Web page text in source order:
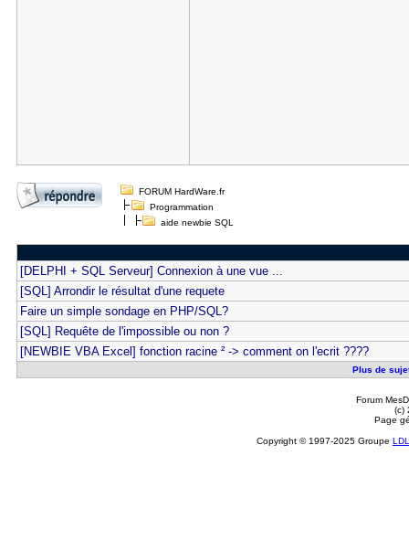
FORUM HardWare.fr
Programmation
aide newbie SQL
[DELPHI + SQL Serveur] Connexion à une vue ...
[SQL] Arrondir le résultat d'une requete
Faire un simple sondage en PHP/SQL?
[SQL] Requête de l'impossible ou non ?
[NEWBIE VBA Excel] fonction racine ² -> comment on l'ecrit ????
Plus de
Forum
(c)
Page
Copyright © 1997-2025 Groupe